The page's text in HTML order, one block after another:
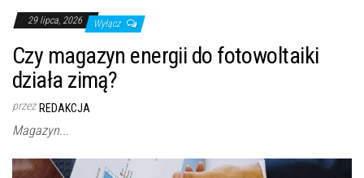
29 lipca, 2026 Wyłącz
Czy magazyn energii do fotowoltaiki
działa zimą?
przez REDAKCJA
Magazyn...